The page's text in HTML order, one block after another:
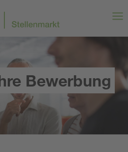
Bewerbung